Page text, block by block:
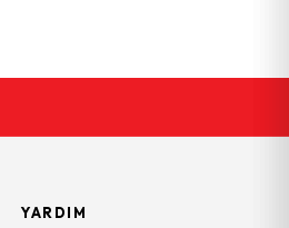
YARDIM